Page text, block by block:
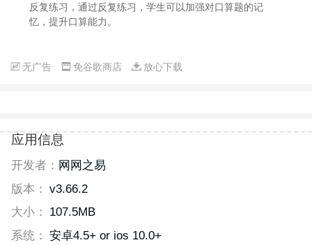
反复练习，通过反复练习，学生可以加强对口算题的记
忆，提升口算能力。
无广告 免谷歌商店 放心下载
应用信息
开发者： 网网之易
版本： v3.66.2
大小：
107.5MB
系统： 安卓4.5+ or ios 10.0+